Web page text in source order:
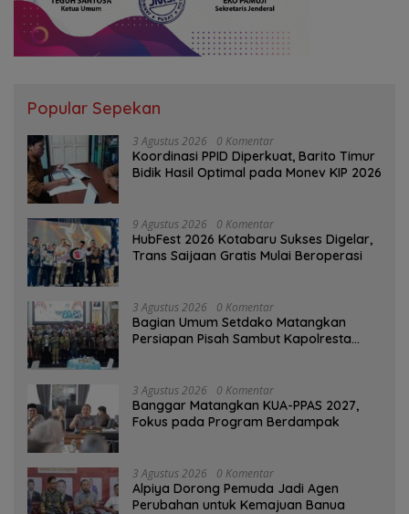
Popular Sepekan
3 Agustus 2026 0 Komentar
Koordinasi PPID Diperkuat, Barito Timur
Bidik Hasil Optimal pada Monev KIP 2026
9 Agustus 2026 0 Komentar
HubFest 2026 Kotabaru Sukses Digelar,
Trans Saijaan Gratis Mulai Beroperasi
3 Agustus 2026 0 Komentar
Bagian Umum Setdako Matangkan
Persiapan Pisah Sambut Kapolresta
3 Agustus 2026 0 Komentar
‎Banggar Matangkan KUA-PPAS 2027,
Fokus pada Program Berdampak
3 Agustus 2026 0 Komentar
‎Alpiya Dorong Pemuda Jadi Agen
Perubahan untuk Kemajuan Banua ‎